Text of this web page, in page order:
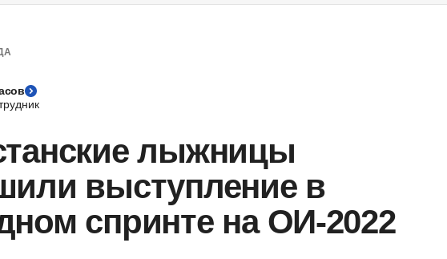
лыжницы
выступление в
спринте на ОИ-2022